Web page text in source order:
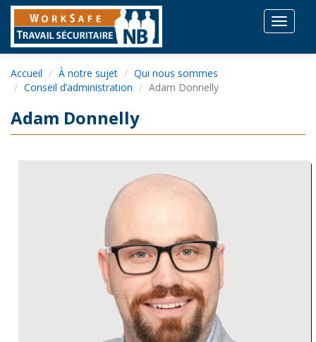
Toggle
Accueil À notre sujet
Qui nous sommes
Conseil d’administration
Adam Donnelly
Adam Donnelly